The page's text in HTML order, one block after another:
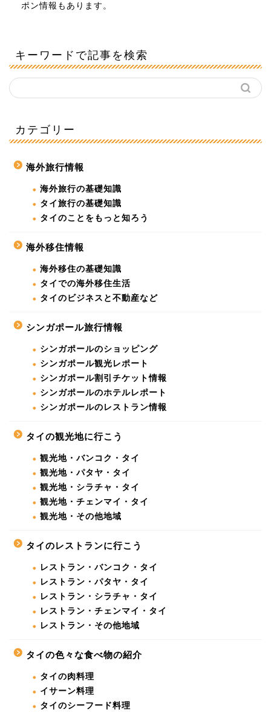
ポン情報もあります。
キーワードで記事を検索
カテゴリー
海外旅行情報
海外旅行の基礎知識
タイ旅行の基礎知識
タイのことをもっと知ろう
海外移住情報
海外移住の基礎知識
タイでの海外移住生活
タイのビジネスと不動産など
シンガポール旅行情報
シンガポールのショッピング
シンガポール観光レポート
シンガポール割引チケット情報
シンガポールのホテルレポート
シンガポールのレストラン情報
タイの観光地に行こう
観光地・バンコク・タイ
観光地・パタヤ・タイ
観光地・シラチャ・タイ
観光地・チェンマイ・タイ
観光地・その他地域
タイのレストランに行こう
レストラン・バンコク・タイ
レストラン・パタヤ・タイ
レストラン・シラチャ・タイ
レストラン・チェンマイ・タイ
レストラン・その他地域
タイの色々な食べ物の紹介
タイの肉料理
イサーン料理
タイのシーフード料理